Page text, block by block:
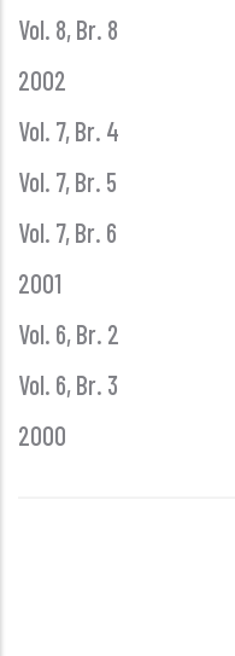
Vol. 8, Br. 8
2002
Vol. 7, Br. 4
Vol. 7, Br. 5
Vol. 7, Br. 6
2001
Vol. 6, Br. 2
Vol. 6, Br. 3
2000